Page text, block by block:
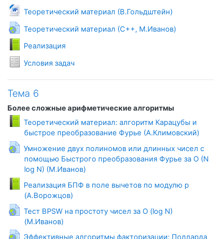
Теоретический материал (В.Гольдштейн)
Файл
Теоретический материал (С++, М.Иванов)Гиперссылка
Реализация
Книга
Условия задач
Тема 6
Более сложные арифметические алгоритмы
Теоретический материал: алгоритм Карацубы и
быстрое преобразование Фурье (А.Климовский)
Книга
Умножение двух полиномов или длинных чисел с
помощью Быстрого преобразования Фурье за O (N
log N) (М.Иванов)Гиперссылка
Реализация БПФ в поле вычетов по модулю p
(А.Ворожцов)
Книга
Тест BPSW на простоту чисел за O (log N)
(М.Иванов)Гиперссылка